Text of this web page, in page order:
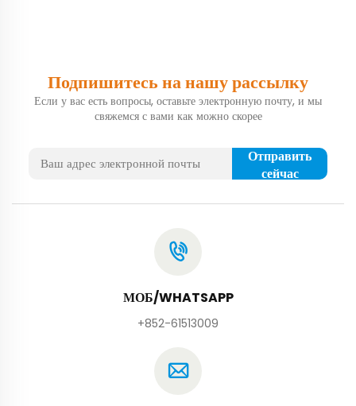
Подпишитесь на нашу рассылку
Если у вас есть вопросы, оставьте электронную почту, и мы
свяжемся с вами как можно скорее
Отправить
сейчас
МОБ/WHATSAPP
+852-61513009